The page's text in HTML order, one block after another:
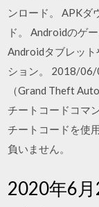
ンロード。 APKダ
ド。 Androidのゲ
Androidタブレッ
ション。 2018/06/
（Grand Theft
チートコードコマ
チートコードを使
負いません。
2020年6